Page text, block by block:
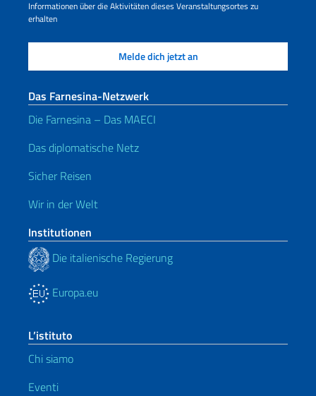
Informationen über die Aktivitäten dieses Veranstaltungsortes zu
erhalten
Das Farnesina-Netzwerk
Die Farnesina – Das MAECI
Das diplomatische Netz
Sicher Reisen
Wir in der Welt
Institutionen
Die italienische Regierung
Europa.eu
L’istituto
Chi siamo
Eventi